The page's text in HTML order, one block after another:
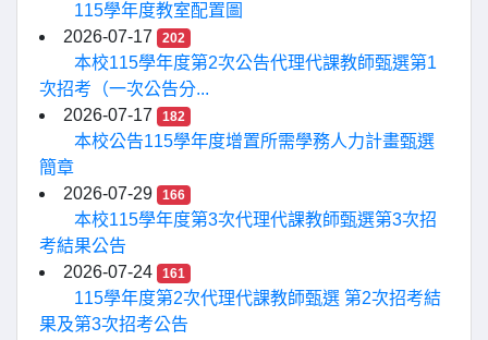
115學年度教室配置圖
2026-07-17
202
本校115學年度第2次公告代理代課教師甄選第1
次招考（一次公告分...
2026-07-17
182
本校公告115學年度增置所需學務人力計畫甄選
簡章
2026-07-29
166
本校115學年度第3次代理代課教師甄選第3次招
考結果公告
2026-07-24
161
115學年度第2次代理代課教師甄選 第2次招考結
果及第3次招考公告